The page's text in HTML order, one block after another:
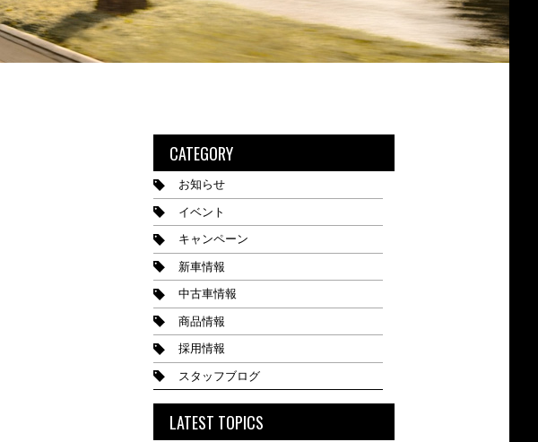
CATEGORY
お知らせ
イベント
キャンペーン
新車情報
中古車情報
商品情報
採用情報
スタッフブログ
LATEST TOPICS